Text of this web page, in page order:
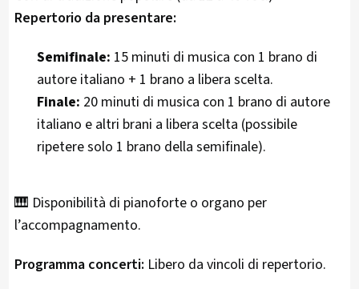
Repertorio da presentare:
Semifinale: 15 minuti di musica con 1 brano di
autore italiano + 1 brano a libera scelta.
Finale: 20 minuti di musica con 1 brano di autore
italiano e altri brani a libera scelta (possibile
ripetere solo 1 brano della semifinale).
🎹 Disponibilità di pianoforte o organo per
l’accompagnamento.
Programma concerti: Libero da vincoli di repertorio.